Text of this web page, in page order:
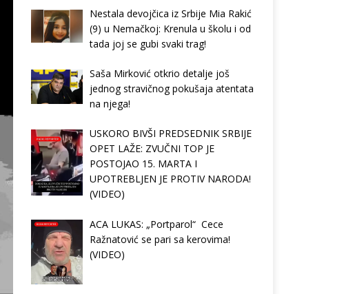
Nestala devojčica iz Srbije Mia Rakić
(9) u Nemačkoj: Krenula u školu i od
tada joj se gubi svaki trag!
Saša Mirković otkrio detalje još
jednog stravičnog pokušaja atentata
na njega!
USKORO BIVŠI PREDSEDNIK SRBIJE
OPET LAŽE: ZVUČNI TOP JE
POSTOJAO 15. MARTA I
UPOTREBLJEN JE PROTIV NARODA!
(VIDEO)
ACA LUKAS: „Portparol“ Cece
Ražnatović se pari sa kerovima!
(VIDEO)